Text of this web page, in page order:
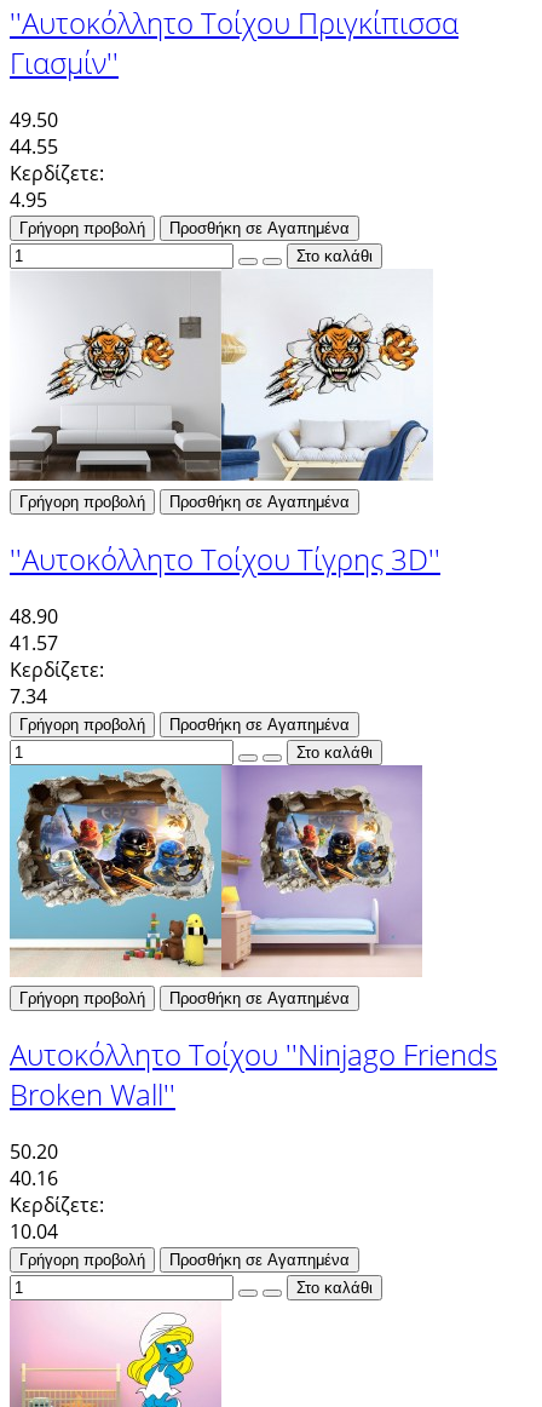
''Αυτοκόλλητο Τοίχου Πριγκίπισσα
Γιασμίν''
49.50
44.55
Κερδίζετε:
4.95
Γρήγορη προβολή Προσθήκη σε Αγαπημένα
Γρήγορη προβολή Προσθήκη σε Αγαπημένα
''Αυτοκόλλητο Τοίχου Τίγρης 3D''
48.90
41.57
Κερδίζετε:
7.34
Γρήγορη προβολή Προσθήκη σε Αγαπημένα
Γρήγορη προβολή Προσθήκη σε Αγαπημένα
Αυτοκόλλητο Τοίχου ''Ninjago Friends
Broken Wall''
50.20
40.16
Κερδίζετε:
10.04
Γρήγορη προβολή Προσθήκη σε Αγαπημένα